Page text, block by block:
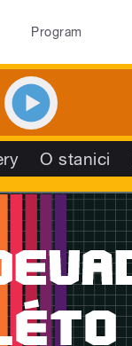
Program
O stanici